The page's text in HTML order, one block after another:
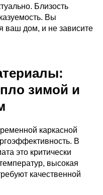
Близость
Вы
ваш дом, и не зависите
зимой и
каркасной
В
это критически
высокая
качественной